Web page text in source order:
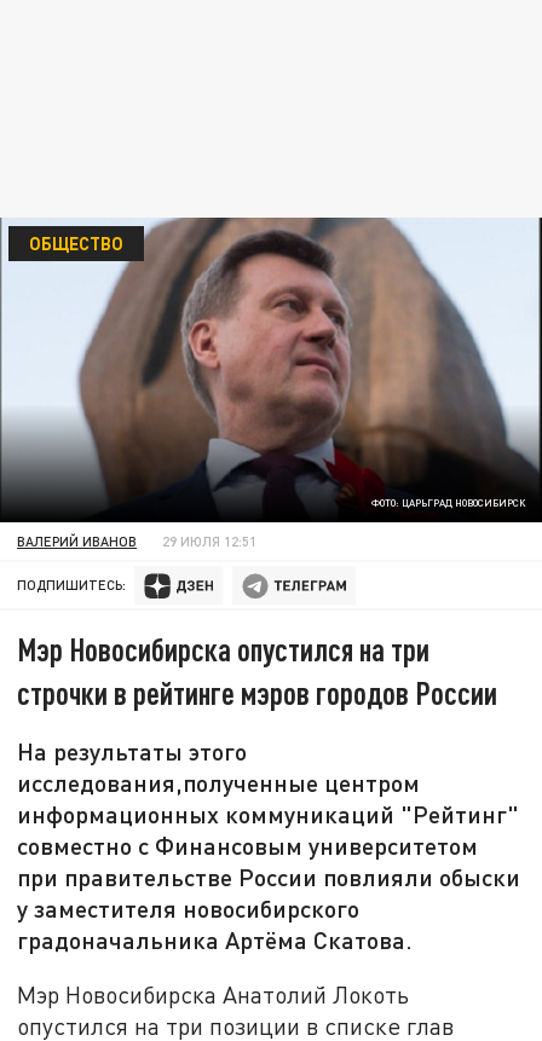
ФОТО: ЦАРЬГРАД НОВОСИБИРСК
ОБЩЕСТВО
ВАЛЕРИЙ ИВАНОВ 29 ИЮЛЯ 12:51
ПОДПИШИТЕСЬ:
Мэр Новосибирска опустился на три
строчки в рейтинге мэров городов России
На результаты этого
исследования,полученные центром
информационных коммуникаций "Рейтинг"
совместно с Финансовым университетом
при правительстве России повлияли обыски
у заместителя новосибирского
градоначальника Артёма Скатова.
Мэр Новосибирска Анатолий Локоть
опустился на три позиции в списке глав